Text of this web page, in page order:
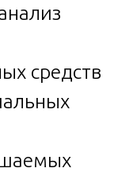
средств